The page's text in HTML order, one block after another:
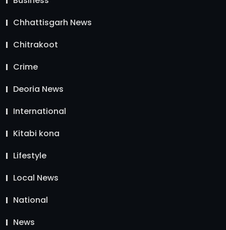
Chhattisgarh News
Chitrakoot
Crime
Deoria News
International
Kitabi kona
Lifestyle
Local News
National
News